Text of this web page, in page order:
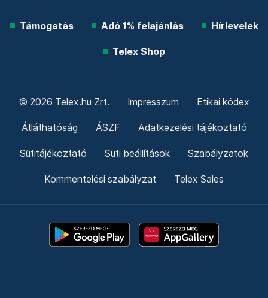
Támogatás Adó 1% felajánlás Hírlevelek
Telex Shop
© 2026 Telex.hu Zrt. Impresszum Etikai kódex
Átláthatóság ÁSZF Adatkezelési tájékoztató
Sütitájékoztató Süti beállítások Szabályzatok
Kommentelési szabályzat Telex Sales